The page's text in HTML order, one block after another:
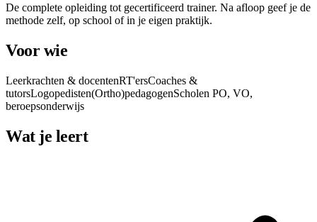
De complete opleiding tot gecertificeerd trainer. Na afloop geef je de
methode zelf, op school of in je eigen praktijk.
Voor wie
Leerkrachten & docentenRT'ersCoaches &
tutorsLogopedisten(Ortho)pedagogenScholen PO, VO,
beroepsonderwijs
Wat je leert